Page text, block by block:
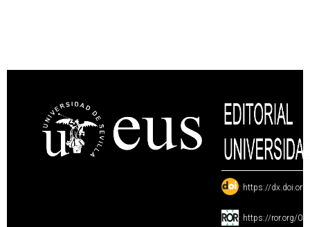
: https://
: https://ror.org/